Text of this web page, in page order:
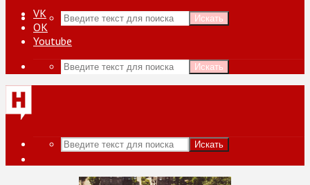
Искать
VK
ОК
Youtube
Искать
Искать